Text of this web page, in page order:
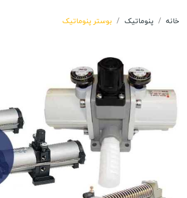
خانه پنوماتیک بوستر پنوماتیک